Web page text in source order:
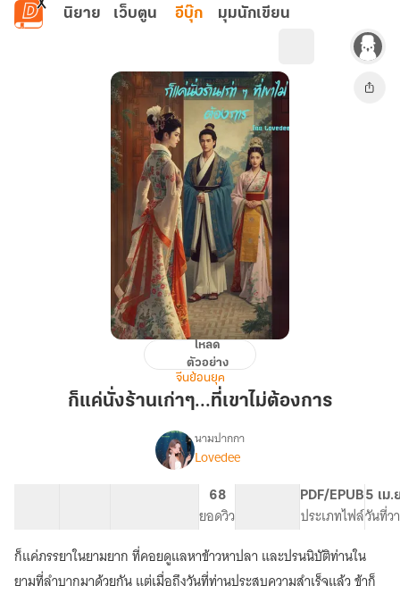
ข้ามไปยังเนื้อหาหลัก
นิยาย เว็บตูน อีบุ๊ก มุมนักเขียน
นั่ง
เก่าๆ...ที่
โหลด
ตัวอย่าง
จีนย้อนยุค
ก็แค่นั่งร้านเก่าๆ...ที่เขาไม่ต้องการ
เรื่อง
นั่ง
ร้าน
เก่าๆ...ที่
เขา
ไม่
ต้องการ
นามปากกา
Lovedee
68
ยอดวิว
PDF/EPUB
ประเภทไฟล์
5 เม.
วันที่ว
ก็แค่ภรรยาในยามยาก ที่คอยดูแลหาข้าวหาปลา และปรนนิบัติท่านใน
ยามที่ลำบากมาด้วยกัน แต่เมื่อถึงวันที่ท่านประสบความสำเร็จแล้ว ข้าก็